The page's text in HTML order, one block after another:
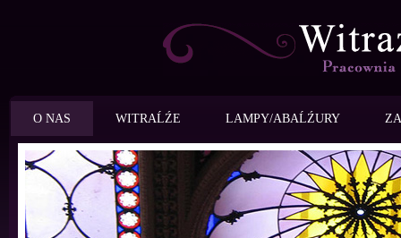
O NAS WITRAĹŹE LAMPY/ABAĹŹURY